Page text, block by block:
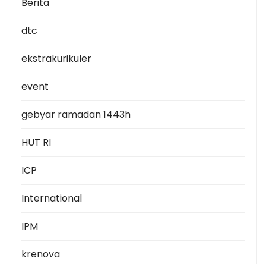
dtc
ekstrakurikuler
event
gebyar ramadan 1443h
HUT RI
ICP
International
IPM
krenova